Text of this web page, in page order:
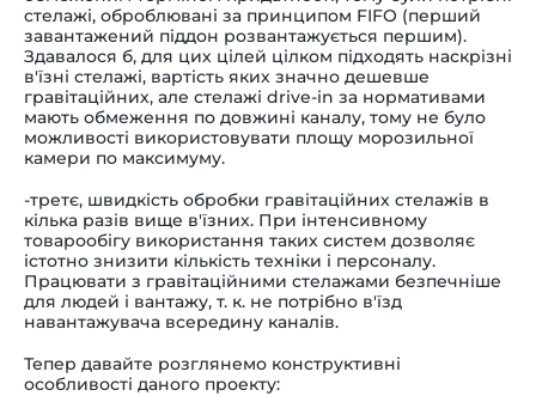
стелажі, оброблювані за принципом FIFO (перший
завантажений піддон розвантажується першим).
Здавалося б, для цих цілей цілком підходять наскрізні
в'їзні стелажі, вартість яких значно дешевше
гравітаційних, але стелажі drive-in за нормативами
мають обмеження по довжині каналу, тому не було
можливості використовувати площу морозильної
камери по максимуму.
-третє, швидкість обробки гравітаційних стелажів в
кілька разів вище в'їзних. При інтенсивному
товарообігу використання таких систем дозволяє
істотно знизити кількість техніки і персоналу.
Працювати з гравітаційними стелажами безпечніше
для людей і вантажу, т. к. не потрібно в'їзд
навантажувача всередину каналів.
Тепер давайте розглянемо конструктивні
особливості даного проекту: